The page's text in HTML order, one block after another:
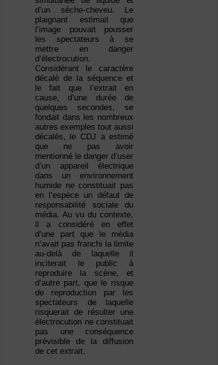
d’un sèche-cheveu. Le
plaignant estimait que
l’image pouvait pousser
les spectateurs à se
mettre en danger
d’électrocution.
Considérant le caractère
décalé de la séquence et
le fait que l’extrait en
cause, d’une durée de
quelques secondes, se
fondait dans les nombreux
autres exemples tout aussi
décalés, le CDJ a estimé
que ne pas avoir
mentionné le danger d’user
d’un appareil électrique
dans un environnement
humide ne constituait pas
en l’espèce un défaut de
responsabilité sociale du
média. Au vu du contexte,
il a considéré en effet
d’une part que le média
n’avait pas franchi la limite
au-delà de laquelle il
inciterait le public à
reproduire la scène, et
d’autre part, que le risque
de reproduction par les
spectateurs de laquelle
risquerait de résulter une
électrocution ne constituait
pas une conséquence
prévisible de la diffusion
de cet extrait.